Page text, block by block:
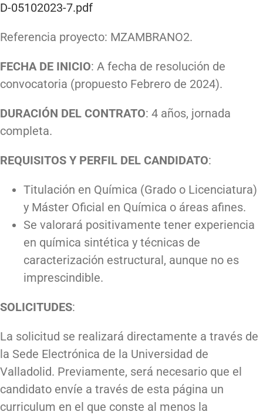
D-05102023-7.pdf
Referencia proyecto: MZAMBRANO2.
FECHA DE INICIO: A fecha de resolución de
convocatoria (propuesto Febrero de 2024).
DURACIÓN DEL CONTRATO: 4 años, jornada
completa.
REQUISITOS Y PERFIL DEL CANDIDATO:
Titulación en Química (Grado o Licenciatura)
y Máster Oficial en Química o áreas afines.
Se valorará positivamente tener experiencia
en química sintética y técnicas de
caracterización estructural, aunque no es
imprescindible.
SOLICITUDES:
La solicitud se realizará directamente a través de
la Sede Electrónica de la Universidad de
Valladolid. Previamente, será necesario que el
candidato envíe a través de esta página un
curriculum en el que conste al menos la